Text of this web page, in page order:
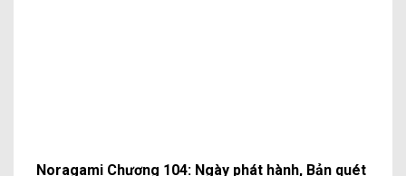
Noragami Chương 104: Ngày phát hành, Bản quét